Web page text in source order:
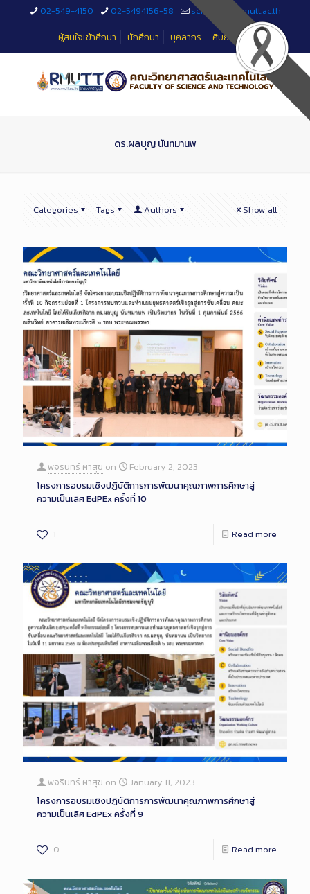
02-549-4150 02-5494156-58
sciteched@rmutt.ac.th
ผู้สนใจเข้าศึกษา
นักศึกษา บุคลากร ศิษย์เก่า
ดร.ผลบุญ นันทมานพ
Categories Tags Authors Show all
พจรินทร์ ผาสุข on
February 2, 2023
โครงการอบรมเชิงปฏิบัติการการพัฒนาคุณภาพการศึกษาสู่
ความเป็นเลิศ EdPEx ครั้งที่ 10
1 Read more
พจรินทร์ ผาสุข on
January 11, 2023
โครงการอบรมเชิงปฏิบัติการการพัฒนาคุณภาพการศึกษาสู่
ความเป็นเลิศ EdPEx ครั้งที่ 9
0 Read more